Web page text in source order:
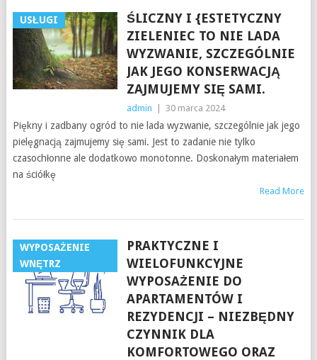
USŁUGI
ŚLICZNY I {ESTETYCZNY
ZIELENIEC TO NIE LADA
WYZWANIE, SZCZEGÓLNIE
JAK JEGO KONSERWACJĄ
ZAJMUJEMY SIĘ SAMI.
admin 30 marca 2024
Piękny i zadbany ogród to nie lada wyzwanie, szczególnie jak jego
pielęgnacją zajmujemy się sami. Jest to zadanie nie tylko
czasochłonne ale dodatkowo monotonne. Doskonałym materiałem
na ściółkę
Read More
WYPOSAŻENIE
WNĘTRZ
PRAKTYCZNE I
WIELOFUNKCYJNE
WYPOSAŻENIE DO
APARTAMENTÓW I
REZYDENCJI – NIEZBĘDNY
CZYNNIK DLA
KOMFORTOWEGO ORAZ